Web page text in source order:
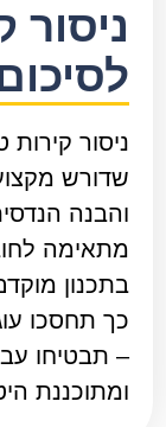
ניסור
ניסור
שדורש
והבנה
מתאימה
בתכנון
כך תחסכו
– תבטיחו
ומתוכננת